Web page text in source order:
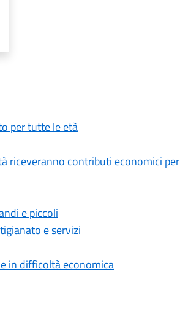
per tutte le età
riceveranno contributi economici per
e piccoli
e servizi
in difficoltà economica